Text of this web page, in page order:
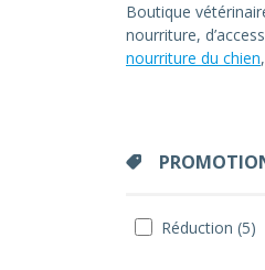
Boutique
nourriture,
nourriture du chien,
Réduction (5)